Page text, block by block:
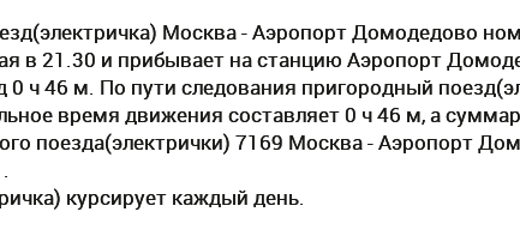
Москва - Аэропорт Домодедово
в 21.30 и прибывает на станцию Аэропорт
0 ч 46 м. По пути следования пригородный
время движения составляет 0 ч 46 м, а
поезда(электрички) 7169 Москва - Аэропорт
курсирует каждый день.